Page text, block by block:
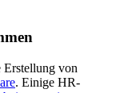
Erstellung von
. Einige HR-